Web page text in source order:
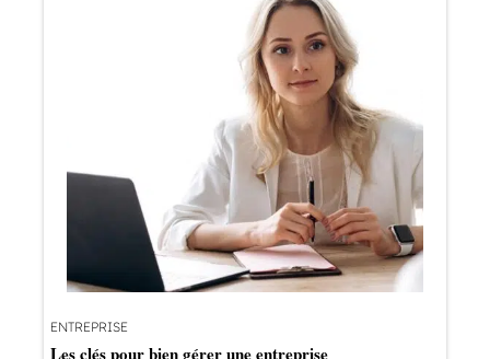
ENTREPRISE
Les clés pour bien gérer une entreprise